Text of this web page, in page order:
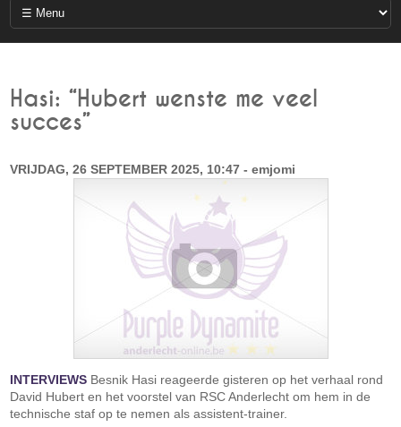
Hasi: “Hubert wenste me veel
succes”
VRIJDAG, 26 SEPTEMBER 2025, 10:47 - emjomi
INTERVIEWS Besnik Hasi reageerde gisteren op het verhaal rond
David Hubert en het voorstel van RSC Anderlecht om hem in de
technische staf op te nemen als assistent-trainer.